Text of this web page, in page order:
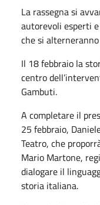
La rassegna si
autorevoli esperti
che si
Il 18 febbraio la
centro
Gambuti.
A completare il
25 febbraio,
Teatro, che
Mario Martone,
dialogare il
storia italiana.